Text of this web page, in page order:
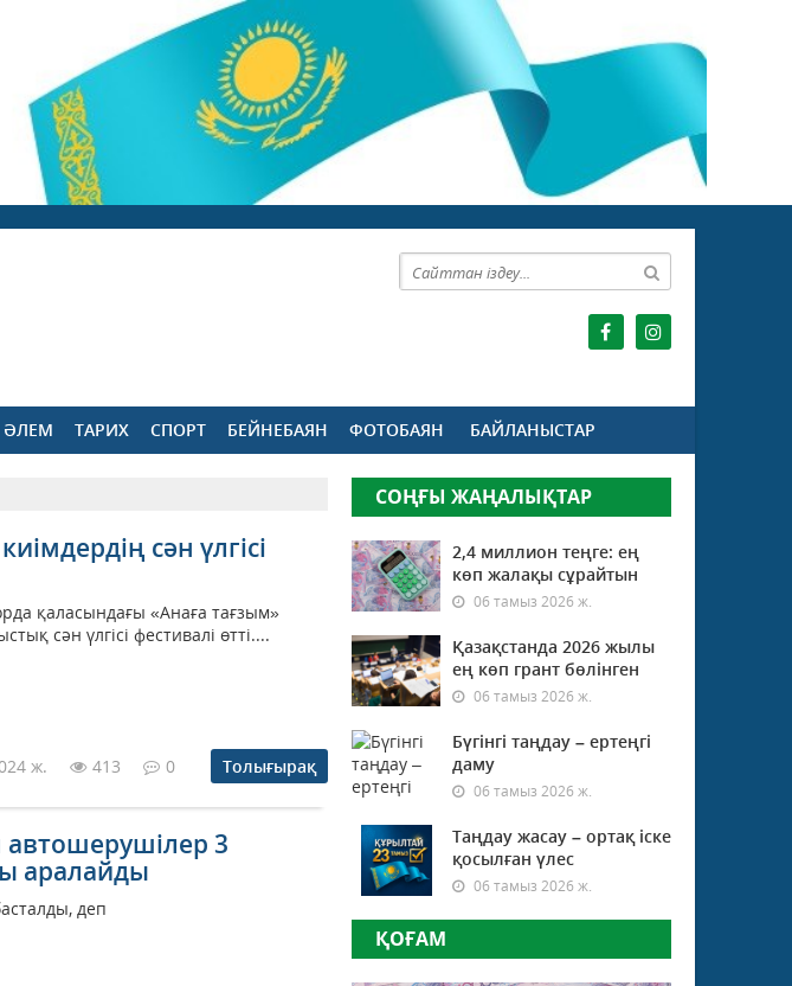
ӘЛЕМ ТАРИХ СПОРТ БЕЙНЕБАЯН ФОТОБАЯН БАЙЛАНЫСТАР
сән үлгісі
қаласындағы «Анаға тағзым»
сән үлгісі фестивалі өтті....
ж. 413 0 Толығырақ
3
аралайды
деп
СОҢҒЫ ЖАҢАЛЫҚТАР
2,4 миллион теңге: ең
көп жалақы сұрайтын
06 тамыз 2026 ж.
Қазақстанда 2026 жылы
ең көп грант бөлінген
06 тамыз 2026 ж.
Бүгінгі таңдау – ертеңгі
даму
06 тамыз 2026 ж.
Таңдау жасау – ортақ іске
қосылған үлес
06 тамыз 2026 ж.
ҚОҒАМ